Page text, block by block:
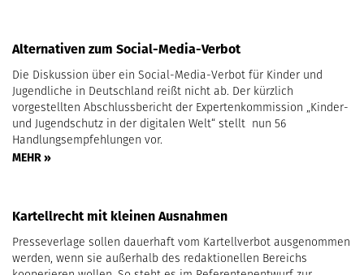
Alternativen zum Social-Media-Verbot
Die Diskussion über ein Social-Media-Verbot für Kinder und
Jugendliche in Deutschland reißt nicht ab. Der kürzlich
vorgestellten Abschlussbericht der Expertenkommission „Kinder-
und Jugendschutz in der digitalen Welt“ stellt nun 56
Handlungsempfehlungen vor.
MEHR »
Kartellrecht mit kleinen Ausnahmen
Presseverlage sollen dauerhaft vom Kartellverbot ausgenommen
werden, wenn sie außerhalb des redaktionellen Bereichs